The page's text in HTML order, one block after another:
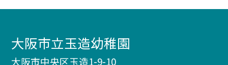
大阪市立玉造幼稚園
大阪市中央区玉造1-9-10